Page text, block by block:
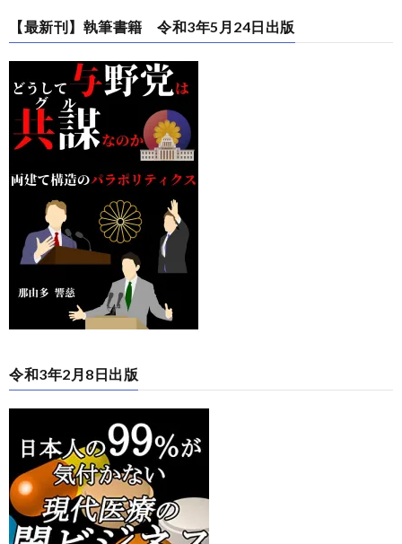
【最新刊】執筆書籍 令和3年5月24日出版
令和3年2月8日出版